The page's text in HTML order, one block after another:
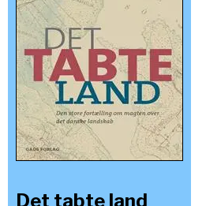
Det tabte land